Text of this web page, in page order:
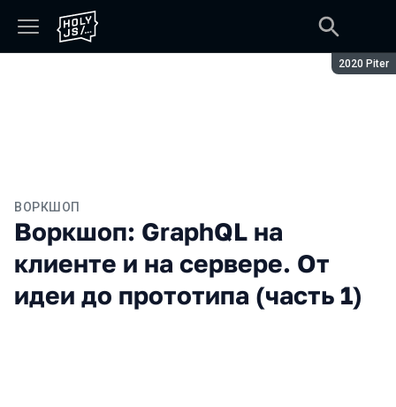
Сезон:
2020 Piter
ВОРКШОП
Воркшоп: GraphQL на
клиенте и на сервере. От
идеи до прототипа (часть 1)